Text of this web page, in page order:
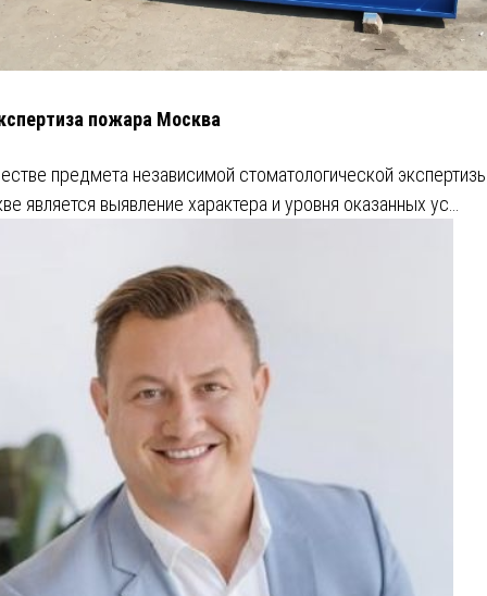
пожара Москва
предмета независимой стоматологической
является выявление характера и уровня оказанных ус…